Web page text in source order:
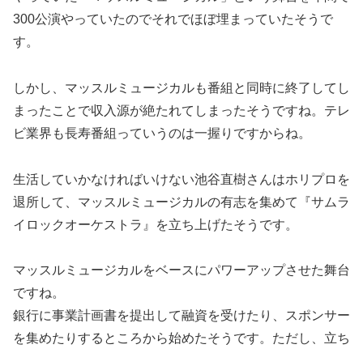
300公演やっていたのでそれでほぼ埋まっていたそうで
す。
しかし、マッスルミュージカルも番組と同時に終了してし
まったことで収入源が絶たれてしまったそうですね。テレ
ビ業界も長寿番組っていうのは一握りですからね。
生活していかなければいけない池谷直樹さんはホリプロを
退所して、マッスルミュージカルの有志を集めて『サムラ
イロックオーケストラ』を立ち上げたそうです。
マッスルミュージカルをベースにパワーアップさせた舞台
ですね。
銀行に事業計画書を提出して融資を受けたり、スポンサー
を集めたりするところから始めたそうです。ただし、立ち